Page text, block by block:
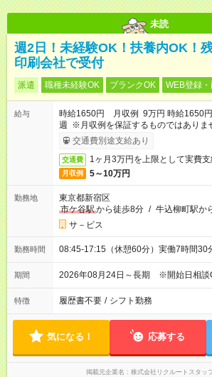
未読
週2日！未経験OK！扶養内OK！
印刷会社で受付
派遣 職種未経験OK ブランクOK WEB登録
給与
時給1650円 月収例 9万円 時給1650
週 ※月収例を保証するものではありま
交通費別途支給あり
交通費 1ヶ月3万円を上限として実費
月収例 5～10万円
勤務地
東京都新宿区
市ケ谷駅から徒歩8分 / 牛込柳町駅か
サ－ビス
勤務時間 08:45-17:15（休憩60分）実働7時間30
期間 2026年08月24日～長期 ※開始日相
特徴 履歴書不要 / シフト勤務
気になる！ 応募する
掲載元企業名 株式会社リクルートスタッ